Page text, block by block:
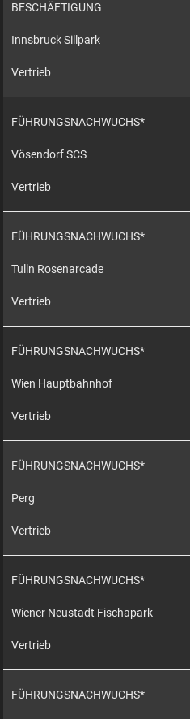
BESCHÄFTIGUNG
Innsbruck Sillpark
Vertrieb
FÜHRUNGSNACHWUCHS*
Vösendorf SCS
Vertrieb
FÜHRUNGSNACHWUCHS*
Tulln Rosenarcade
Vertrieb
FÜHRUNGSNACHWUCHS*
Wien Hauptbahnhof
Vertrieb
FÜHRUNGSNACHWUCHS*
Perg
Vertrieb
FÜHRUNGSNACHWUCHS*
Wiener Neustadt Fischapark
Vertrieb
FÜHRUNGSNACHWUCHS*